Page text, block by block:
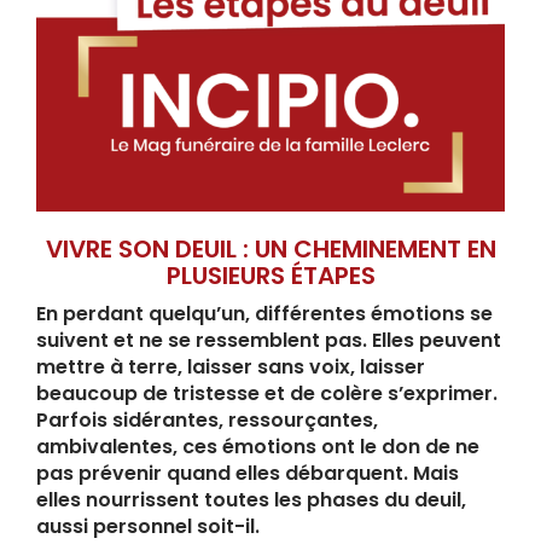
VIVRE SON DEUIL : UN CHEMINEMENT EN
PLUSIEURS ÉTAPES
En perdant quelqu’un, différentes émotions se
suivent et ne se ressemblent pas. Elles peuvent
mettre à terre, laisser sans voix, laisser
beaucoup de tristesse et de colère s’exprimer.
Parfois sidérantes, ressourçantes,
ambivalentes, ces émotions ont le don de ne
pas prévenir quand elles débarquent. Mais
elles nourrissent toutes les phases du deuil,
aussi personnel soit-il.